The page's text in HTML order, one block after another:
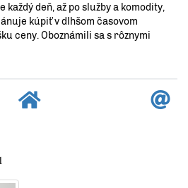
deň, až po služby a komodity,
kúpiť v dlhšom časovom
ceny. Oboznámili sa s rôznymi